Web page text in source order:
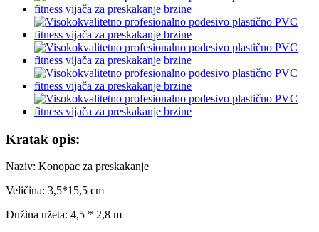
Kratak opis:
Naziv: Konopac za preskakanje
Veličina: 3,5*15,5 cm
Dužina užeta: 4,5 * 2,8 m